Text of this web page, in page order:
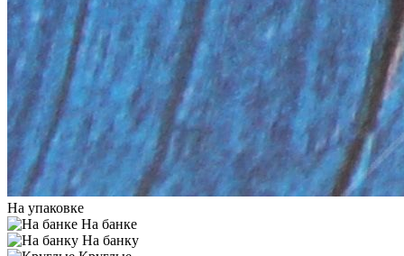
На упаковке
На банке
На банку